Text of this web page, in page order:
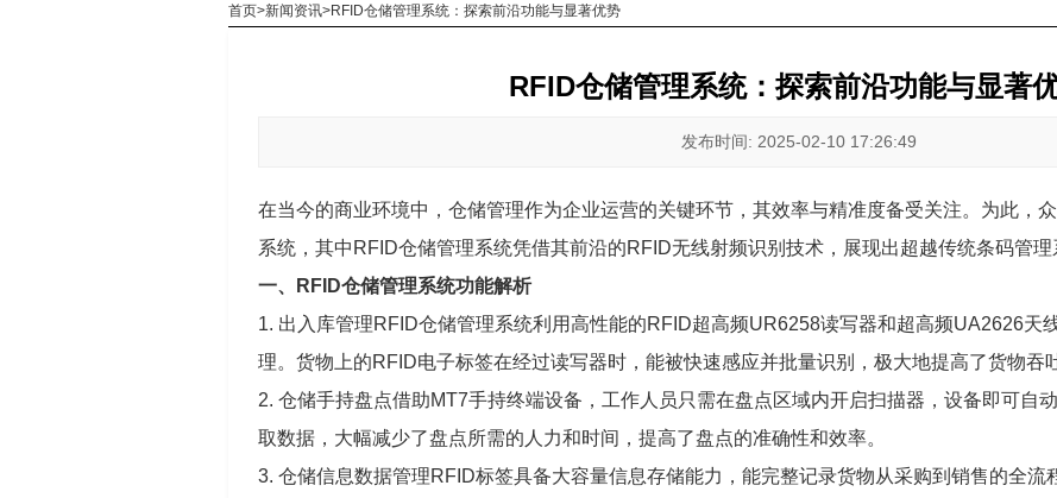
首页>新闻资讯>RFID仓储管理系统：探索前沿功能与显著优势
RFID仓储管理系统：探索前沿功能与显著
发布时间: 2025-02-10 17:26:49
在当今的商业环境中，仓储管理作为企业运营的关键环节，其效率与精准度备受关注。为此，
系统，其中RFID仓储管理系统凭借其前沿的RFID无线射频识别技术，展现出超越传统条码管理
一、RFID仓储管理系统功能解析
1. 出入库管理RFID仓储管理系统利用高性能的RFID超高频UR6258读写器和超高频UA2626天
理。货物上的RFID电子标签在经过读写器时，能被快速感应并批量识别，极大地提高了货物吞
2. 仓储手持盘点借助MT7手持终端设备，工作人员只需在盘点区域内开启扫描器，设备即可自
取数据，大幅减少了盘点所需的人力和时间，提高了盘点的准确性和效率。
3. 仓储信息数据管理RFID标签具备大容量信息存储能力，能完整记录货物从采购到销售的全流